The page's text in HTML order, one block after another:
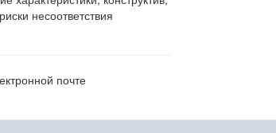
несоответствия
почте